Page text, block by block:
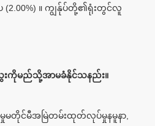
ပ (2.00%) ။ ကျွန်ုပ်တို့၏ရုံးတွင်လူ